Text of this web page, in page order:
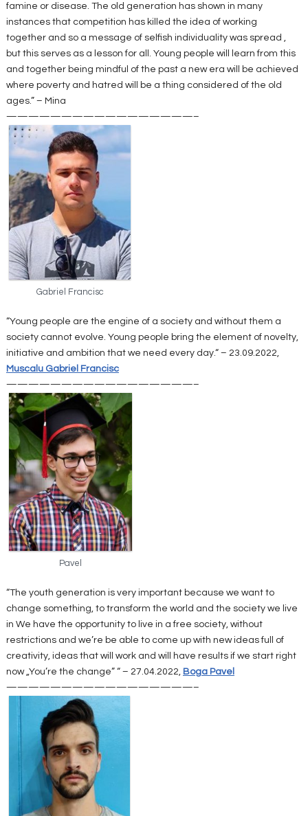
famine or disease. The old generation has shown in many
instances that competition has killed the idea of working
together and so a message of selfish individuality was spread ,
but this serves as a lesson for all. Young people will learn from this
and together being mindful of the past a new era will be achieved
where poverty and hatred will be a thing considered of the old
ages.” – Mina
—————————————————–
Gabriel Francisc
“Young people are the engine of a society and without them a
society cannot evolve. Young people bring the element of novelty,
initiative and ambition that we need every day.“ – 23.09.2022,
Muscalu Gabriel Francisc
—————————————————–
Pavel
“The youth generation is very important because we want to
change something, to transform the world and the society we live
in We have the opportunity to live in a free society, without
restrictions and we’re be able to come up with new ideas full of
creativity, ideas that will work and will have results if we start right
now „You’re the change” “ – 27.04.2022, Boga Pavel
—————————————————–